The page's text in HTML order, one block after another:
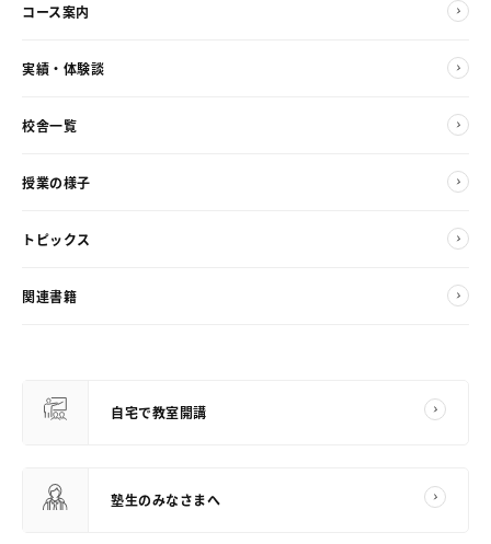
コース案内
実績・体験談
校舎一覧
授業の様子
トピックス
関連書籍
自宅で教室開講
塾生のみなさまへ